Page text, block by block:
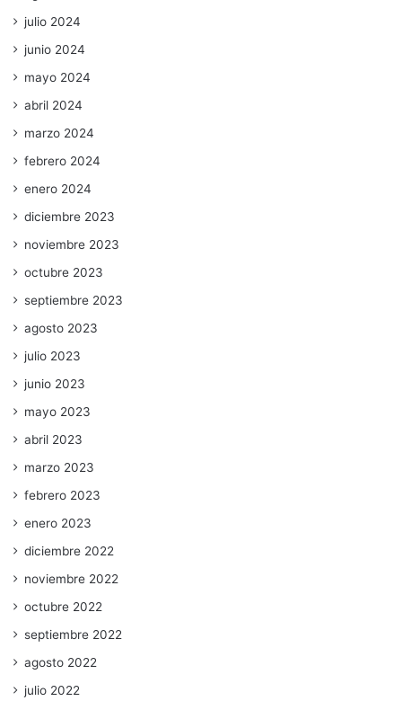
julio 2024
junio 2024
mayo 2024
abril 2024
marzo 2024
febrero 2024
enero 2024
diciembre 2023
noviembre 2023
octubre 2023
septiembre 2023
agosto 2023
julio 2023
junio 2023
mayo 2023
abril 2023
marzo 2023
febrero 2023
enero 2023
diciembre 2022
noviembre 2022
octubre 2022
septiembre 2022
agosto 2022
julio 2022